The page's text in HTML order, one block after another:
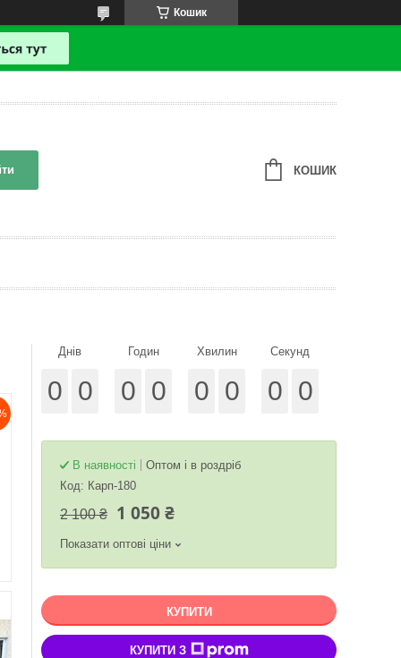
Кошик
КОШИК
Днів
0 0
Годин
0 0
Хвилин
0 0
Секунд
0 0
В наявності
Оптом і в роздріб
Код: Карп-180
2 100 ₴ 1 050 ₴
Показати оптові ціни
КУПИТИ
КУПИТИ З